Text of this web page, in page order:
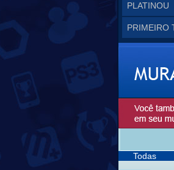
PLATINOU
PRIMEIRO
Todas